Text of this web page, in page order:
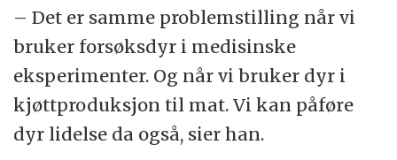
– Det er samme problemstilling når vi
bruker forsøksdyr i medisinske
eksperimenter. Og når vi bruker dyr i
kjøttproduksjon til mat. Vi kan påføre
dyr lidelse da også, sier han.